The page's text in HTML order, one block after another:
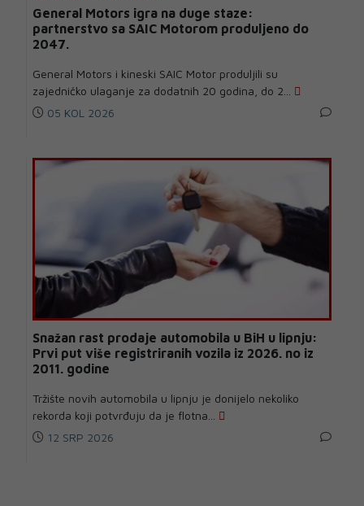
General Motors igra na duge staze:
partnerstvo sa SAIC Motorom produljeno do
2047.
General Motors i kineski SAIC Motor produljili su
zajedničko ulaganje za dodatnih 20 godina, do 2...
05 KOL 2026
Snažan rast prodaje automobila u BiH u lipnju:
Prvi put više registriranih vozila iz 2026. no iz
2011. godine
Tržište novih automobila u lipnju je donijelo nekoliko
rekorda koji potvrđuju da je flotna...
12 SRP 2026